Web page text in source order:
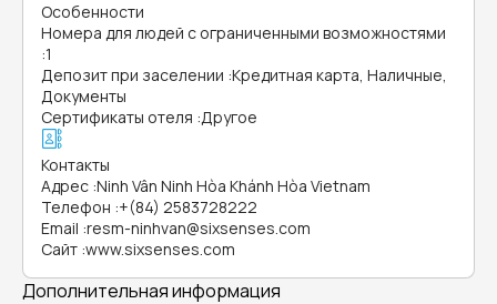
Особенности
Номера для людей с ограниченными возможностями
:1
Депозит при заселении :Кредитная карта, Наличные,
Документы
Сертификаты отеля :Другое
Контакты
Адрес :Ninh Vân Ninh Hòa Khánh Hòa Vietnam
Телефон :+(84) 2583728222
Email :resm-ninhvan@sixsenses.com
Сайт :www.sixsenses.com
Дополнительная информация